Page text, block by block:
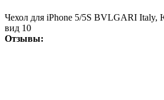
Чехол для iPhone 5/5S BVLGARI Italy,
вид 10
Отзывы: